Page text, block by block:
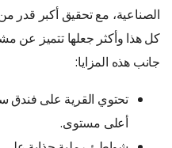
الصناعية، مع تحقيق أكبر قدر من
كل هذا وأكثر جعلها تتميز عن
جانب هذه المزايا:
تحتوي القرية على
أعلى مستوى.